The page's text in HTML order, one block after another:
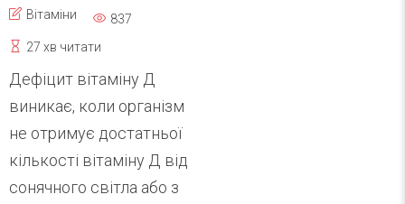
Вітаміни
837
27 хв читати
Дефіцит вітаміну Д
виникає, коли організм
не отримує достатньої
кількості вітаміну Д від
сонячного світла або з